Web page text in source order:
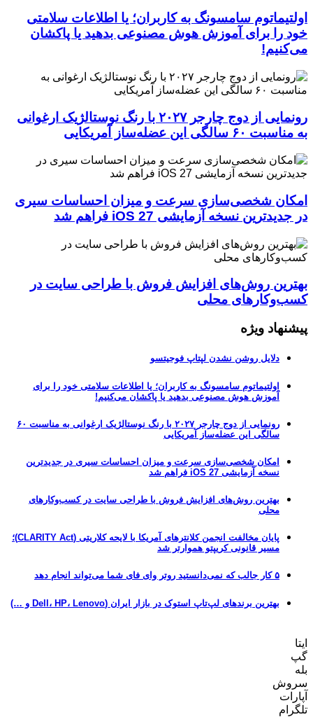
اولتیماتوم سامسونگ به کاربران؛ یا اطلاعات سلامتی
خود را برای آموزش هوش مصنوعی بدهید یا پاکشان
می‌کنیم!
رونمایی از دوج چارجر ۲۰۲۷ با رنگ نوستالژیک ارغوانی
به مناسبت ۶۰ سالگی این عضله‌ساز آمریکایی
امکان شخصی‌سازی سرعت و میزان احساسات سیری
در جدیدترین نسخه آزمایشی iOS 27 فراهم شد
بهترین روش‌های افزایش فروش با طراحی سایت در
کسب‌وکارهای محلی
پیشنهاد ویژه
دلایل روشن نشدن لپتاپ فوجیتسو
اولتیماتوم سامسونگ به کاربران؛ یا اطلاعات سلامتی خود را برای
آموزش هوش مصنوعی بدهید یا پاکشان می‌کنیم!
رونمایی از دوج چارجر ۲۰۲۷ با رنگ نوستالژیک ارغوانی به مناسبت ۶۰
سالگی این عضله‌ساز آمریکایی
امکان شخصی‌سازی سرعت و میزان احساسات سیری در جدیدترین
نسخه آزمایشی iOS 27 فراهم شد
بهترین روش‌های افزایش فروش با طراحی سایت در کسب‌وکارهای
محلی
پایان مخالفت انجمن کلانترهای آمریکا با لایحه کلاریتی (CLARITY Act)؛
مسیر قانونی کریپتو هموارتر شد
۵ کار جالب که نمی‌دانستید روتر وای فای شما می‌تواند انجام دهد
بهترین برندهای لپ‌تاپ استوک در بازار ایران (Dell، HP، Lenovo و …)
ایتا
گپ
بله
سروش
آپارات
تلگرام